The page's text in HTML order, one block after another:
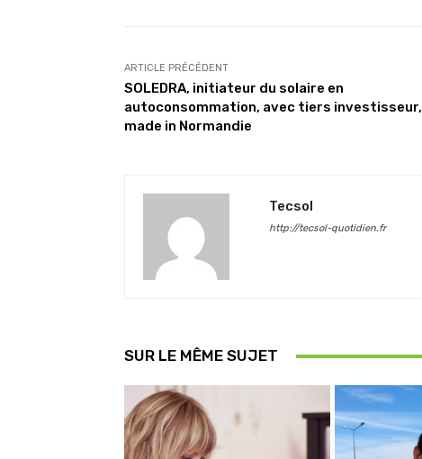
ARTICLE PRÉCÉDENT
SOLEDRA, initiateur du solaire en
autoconsommation, avec tiers investisseur,
made in Normandie
Tecsol
http://tecsol-quotidien.fr
SUR LE MÊME SUJET